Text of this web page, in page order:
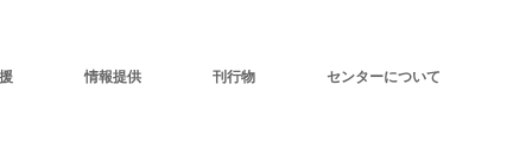
情報提供 刊行物 センターについて